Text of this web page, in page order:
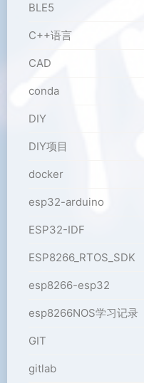
BLE5
C++语言
CAD
conda
DIY
DIY项目
docker
esp32-arduino
ESP32-IDF
ESP8266_RTOS_SDK
esp8266-esp32
esp8266NOS学习记录
GIT
gitlab